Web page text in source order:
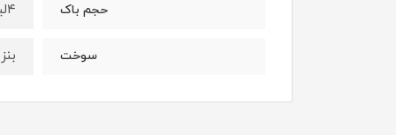
حجم باک ۴لیتر
سوخت